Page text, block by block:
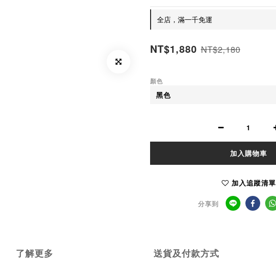
全店，滿一千免運
NT$1,880 NT$2,180
顏色
加入購物車
加入追蹤清單
分享到
了解更多 送貨及付款方式